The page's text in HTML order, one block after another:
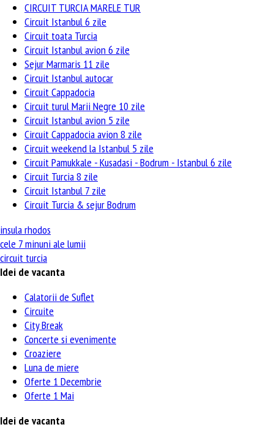
CIRCUIT TURCIA MARELE TUR
Circuit Istanbul 6 zile
Circuit toata Turcia
Circuit Istanbul avion 6 zile
Sejur Marmaris 11 zile
Circuit Istanbul autocar
Circuit Cappadocia
Circuit turul Marii Negre 10 zile
Circuit Istanbul avion 5 zile
Circuit Cappadocia avion 8 zile
Circuit weekend la Istanbul 5 zile
Circuit Pamukkale - Kusadasi - Bodrum - Istanbul 6 zile
Circuit Turcia 8 zile
Circuit Istanbul 7 zile
Circuit Turcia & sejur Bodrum
insula rhodos
cele 7 minuni ale lumii
circuit turcia
Idei de vacanta
Calatorii de Suflet
Circuite
City Break
Concerte si evenimente
Croaziere
Luna de miere
Oferte 1 Decembrie
Oferte 1 Mai
Idei de vacanta